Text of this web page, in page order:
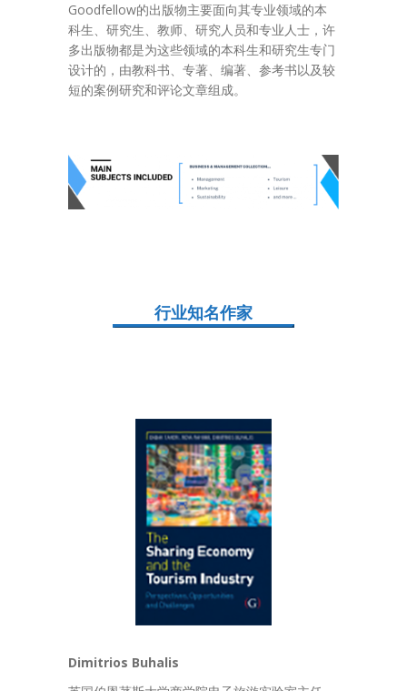
Goodfellow的出版物主要面向其专业领域的本
科生、研究生、教师、研究人员和专业人士，许
多出版物都是为这些领域的本科生和研究生专门
设计的，由教科书、专著、编著、参考书以及较
短的案例研究和评论文章组成。
行业知名作家
Dimitrios Buhalis